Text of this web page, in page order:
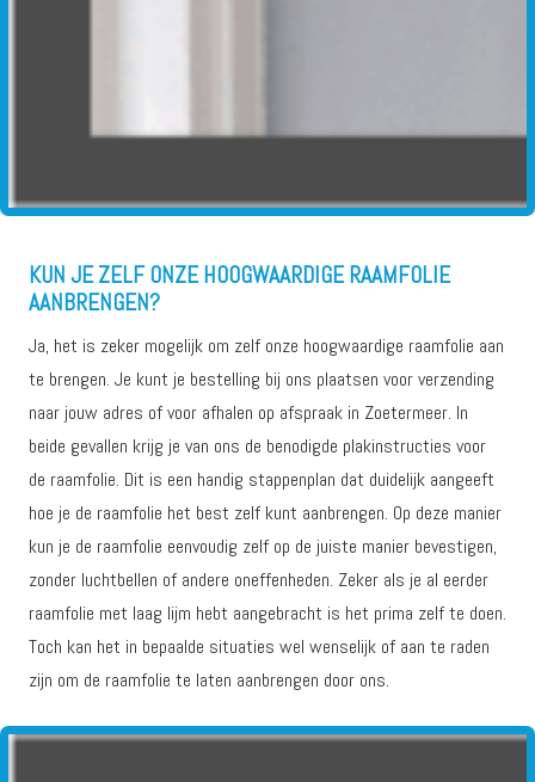
KUN JE ZELF ONZE HOOGWAARDIGE RAAMFOLIE
AANBRENGEN?
Ja, het is zeker mogelijk om zelf onze hoogwaardige raamfolie aan
te brengen. Je kunt je bestelling bij ons plaatsen voor verzending
naar jouw adres of voor afhalen op afspraak in Zoetermeer. In
beide gevallen krijg je van ons de benodigde plakinstructies voor
de raamfolie. Dit is een handig stappenplan dat duidelijk aangeeft
hoe je de raamfolie het best zelf kunt aanbrengen. Op deze manier
kun je de raamfolie eenvoudig zelf op de juiste manier bevestigen,
zonder luchtbellen of andere oneffenheden. Zeker als je al eerder
raamfolie met laag lijm hebt aangebracht is het prima zelf te doen.
Toch kan het in bepaalde situaties wel wenselijk of aan te raden
zijn om de raamfolie te laten aanbrengen door ons.